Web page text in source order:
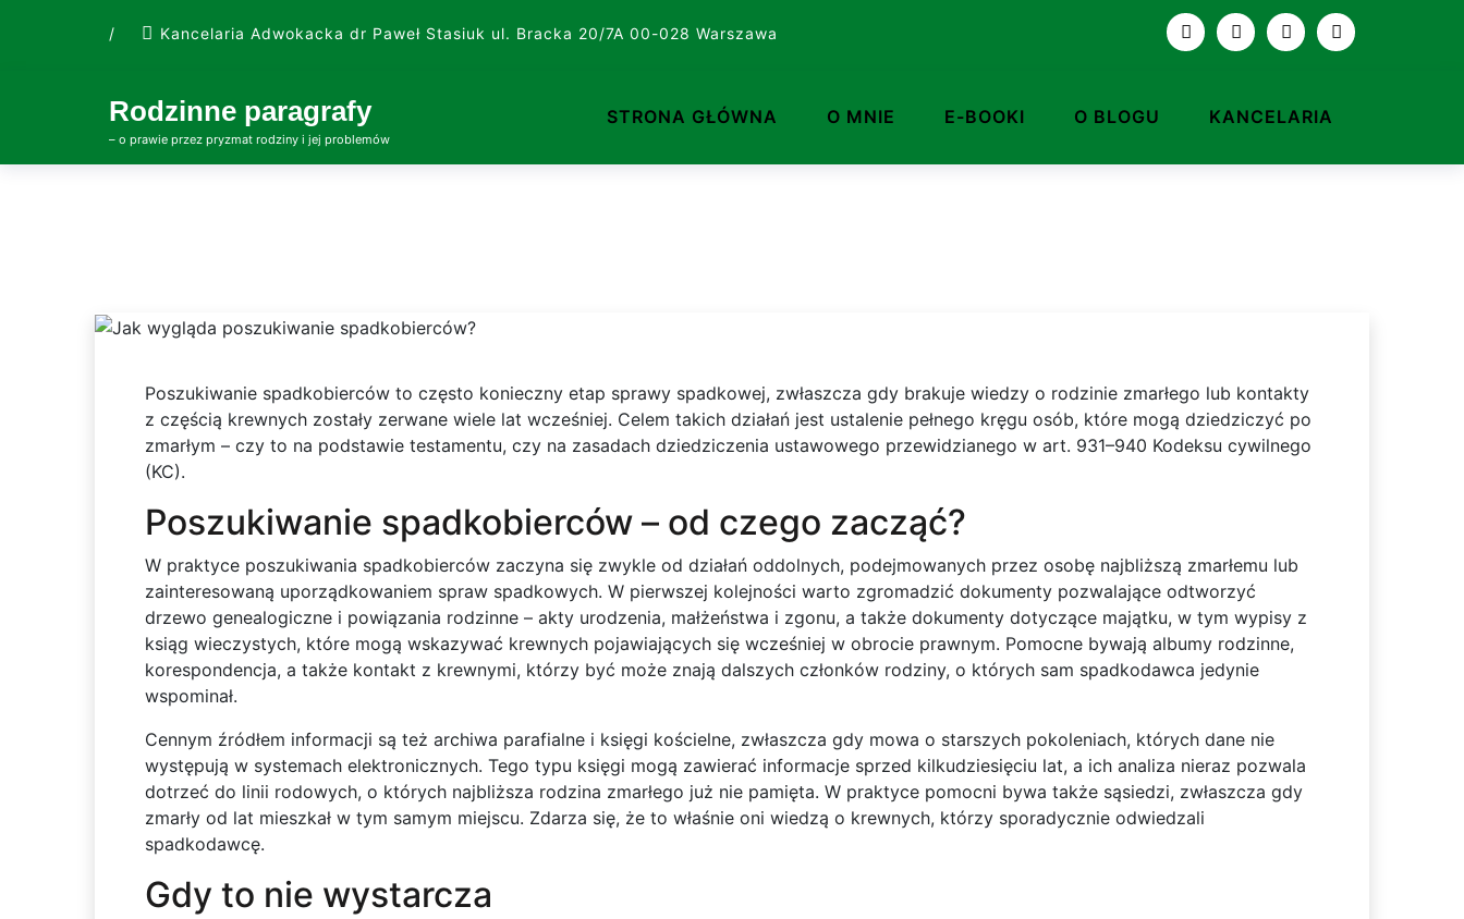
/ Kancelaria Adwokacka dr Paweł Stasiuk ul. Bracka 20/7A 00-028 Warszawa
Rodzinne paragrafy
– o prawie przez pryzmat rodziny i jej problemów
STRONA GŁÓWNA O MNIE E-BOOKI O BLOGU KANCELARIA
Poszukiwanie spadkobierców to często konieczny etap sprawy spadkowej, zwłaszcza gdy brakuje wiedzy o rodzinie zmarłego lub kontakty
z częścią krewnych zostały zerwane wiele lat wcześniej. Celem takich działań jest ustalenie pełnego kręgu osób, które mogą dziedziczyć po
zmarłym – czy to na podstawie testamentu, czy na zasadach dziedziczenia ustawowego przewidzianego w art. 931–940 Kodeksu cywilnego
(KC).
Poszukiwanie spadkobierców – od czego zacząć?
W praktyce poszukiwania spadkobierców zaczyna się zwykle od działań oddolnych, podejmowanych przez osobę najbliższą zmarłemu lub
zainteresowaną uporządkowaniem spraw spadkowych. W pierwszej kolejności warto zgromadzić dokumenty pozwalające odtworzyć
drzewo genealogiczne i powiązania rodzinne – akty urodzenia, małżeństwa i zgonu, a także dokumenty dotyczące majątku, w tym wypisy z
ksiąg wieczystych, które mogą wskazywać krewnych pojawiających się wcześniej w obrocie prawnym. Pomocne bywają albumy rodzinne,
korespondencja, a także kontakt z krewnymi, którzy być może znają dalszych członków rodziny, o których sam spadkodawca jedynie
wspominał.
Cennym źródłem informacji są też archiwa parafialne i księgi kościelne, zwłaszcza gdy mowa o starszych pokoleniach, których dane nie
występują w systemach elektronicznych. Tego typu księgi mogą zawierać informacje sprzed kilkudziesięciu lat, a ich analiza nieraz pozwala
dotrzeć do linii rodowych, o których najbliższa rodzina zmarłego już nie pamięta. W praktyce pomocni bywa także sąsiedzi, zwłaszcza gdy
zmarły od lat mieszkał w tym samym miejscu. Zdarza się, że to właśnie oni wiedzą o krewnych, którzy sporadycznie odwiedzali
spadkodawcę.
Gdy to nie wystarcza